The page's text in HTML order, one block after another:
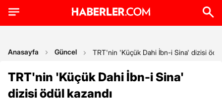
Anasayfa Güncel TRT'nin 'Küçük Dahi İbn-i Sina' dizisi ödül
TRT'nin 'Küçük Dahi İbn-i Sina'
dizisi ödül kazandı